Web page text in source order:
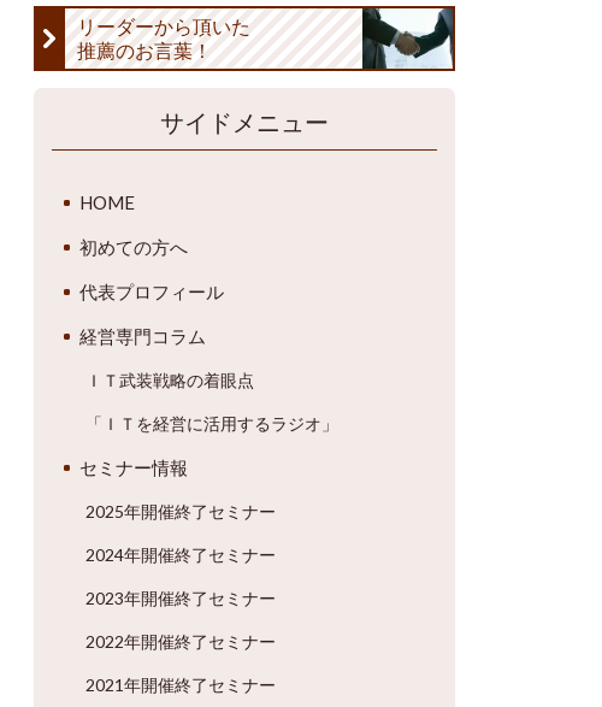
リーダーから頂いた
推薦のお言葉！
サイドメニュー
HOME
初めての方へ
代表プロフィール
経営専門コラム
ＩＴ武装戦略の着眼点
「ＩＴを経営に活用するラジオ」
セミナー情報
2025年開催終了セミナー
2024年開催終了セミナー
2023年開催終了セミナー
2022年開催終了セミナー
2021年開催終了セミナー